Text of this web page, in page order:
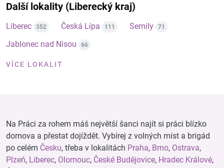
Další lokality (Liberecký kraj)
Liberec 352 Česká Lípa 111 Semily 71
Jablonec nad Nisou 66
VÍCE LOKALIT
Na Práci za rohem máš největší šanci najít si práci blízko
domova a přestat dojíždět. Vybírej z volných míst a brigád
po celém Česku, třeba v lokalitách Praha, Brno, Ostrava,
Plzeň, Liberec, Olomouc, České Budějovice, Hradec Králové,